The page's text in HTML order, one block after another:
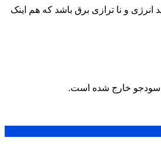
انرژی و نا ترازی برق باشد که هم اینک